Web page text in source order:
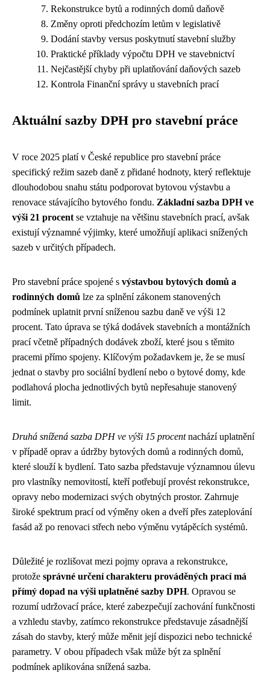
Rekonstrukce bytů a rodinných domů daňově
Změny oproti předchozím letům v legislativě
Dodání stavby versus poskytnutí stavební služby
Praktické příklady výpočtu DPH ve stavebnictví
Nejčastější chyby při uplatňování daňových sazeb
Kontrola Finanční správy u stavebních prací
Aktuální sazby DPH pro stavební práce
V roce 2025 platí v České republice pro stavební práce
specifický režim sazeb daně z přidané hodnoty, který reflektuje
dlouhodobou snahu státu podporovat bytovou výstavbu a
renovace stávajícího bytového fondu. Základní sazba DPH ve
výši 21 procent se vztahuje na většinu stavebních prací, avšak
existují významné výjimky, které umožňují aplikaci snížených
sazeb v určitých případech.
Pro stavební práce spojené s výstavbou bytových domů a
rodinných domů lze za splnění zákonem stanovených
podmínek uplatnit první sníženou sazbu daně ve výši 12
procent. Tato úprava se týká dodávek stavebních a montážních
prací včetně případných dodávek zboží, které jsou s těmito
pracemi přímo spojeny. Klíčovým požadavkem je, že se musí
jednat o stavby pro sociální bydlení nebo o bytové domy, kde
podlahová plocha jednotlivých bytů nepřesahuje stanovený
limit.
Druhá snížená sazba DPH ve výši 15 procentnachází uplatnění
v případě oprav a údržby bytových domů a rodinných domů,
které slouží k bydlení. Tato sazba představuje významnou úlevu
pro vlastníky nemovitostí, kteří potřebují provést rekonstrukce,
opravy nebo modernizaci svých obytných prostor. Zahrnuje
široké spektrum prací od výměny oken a dveří přes zateplování
fasád až po renovaci střech nebo výměnu vytápěcích systémů.
Důležité je rozlišovat mezi pojmy oprava a rekonstrukce,
protože správné určení charakteru prováděných prací má
přímý dopad na výši uplatněné sazby DPH. Opravou se
rozumí udržovací práce, které zabezpečují zachování funkčnosti
a vzhledu stavby, zatímco rekonstrukce představuje zásadnější
zásah do stavby, který může měnit její dispozici nebo technické
parametry. V obou případech však může být za splnění
podmínek aplikována snížená sazba.